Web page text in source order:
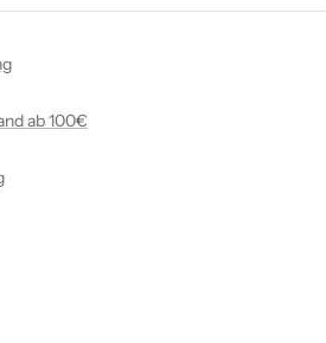
ab 100€